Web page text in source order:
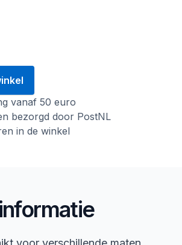
vanaf 50 euro
bezorgd door PostNL
in de winkel